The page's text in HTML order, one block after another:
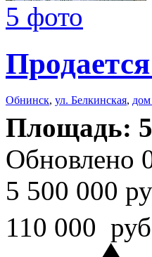
5 фото
Обнинск, ул. Белкинская,
Площадь:
Обновлено
5 500 000
110 000